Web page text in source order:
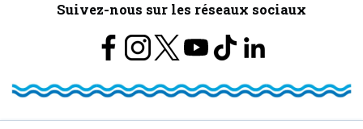
Suivez-nous sur les réseaux sociaux